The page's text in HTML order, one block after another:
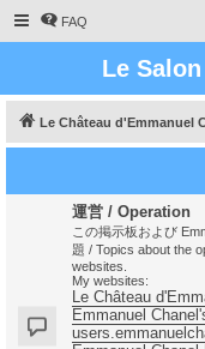
FAQ
Le
Le Château d'Emmanuel
運営 / Operation
この掲示板および
題 / Topics about the
websites.
My websites:
Le Château
Emmanuel